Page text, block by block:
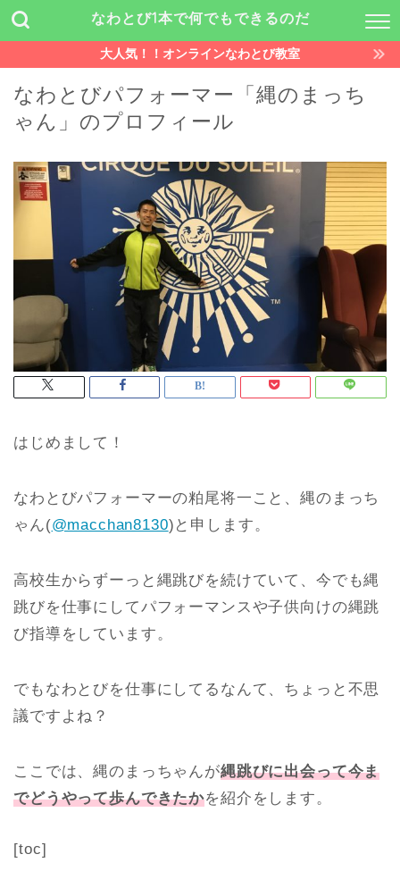
なわとび1本で何でもできるのだ
大人気！！オンラインなわとび教室
なわとびパフォーマー「縄のまっち
ゃん」のプロフィール
はじめまして！
なわとびパフォーマーの粕尾将一こと、縄のまっち
ゃん(@macchan8130)と申します。
高校生からずーっと縄跳びを続けていて、今でも縄
跳びを仕事にしてパフォーマンスや子供向けの縄跳
び指導をしています。
でもなわとびを仕事にしてるなんて、ちょっと不思
議ですよね？
ここでは、縄のまっちゃんが縄跳びに出会って今ま
でどうやって歩んできたかを紹介をします。
[toc]